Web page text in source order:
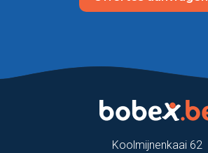
Koolmijnenkaai 62